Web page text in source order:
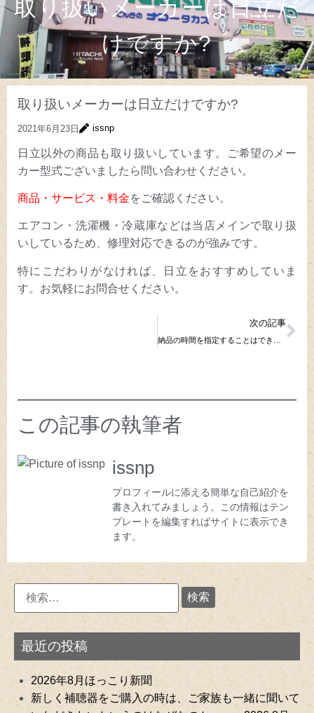
取り扱いメーカーは⽇⽴だ
けですか?
取り扱いメーカーは⽇⽴だけですか?
2021年6月23日 issnp
⽇⽴以外の商品も取り扱いしています。ご希望のメー
カー型式ございましたら問い合わせください。
商品・サービス・料⾦をご確認ください。
エアコン・洗濯機・冷蔵庫などは当店メインで取り扱
いしているため、修理対応できるのが強みです。
特にこだわりがなければ、⽇⽴をおすすめしていま
す。お気軽にお問合せください。
次の記事
この記事の執筆者
issnp
プロフィールに添える簡単な自己紹介を
書き入れてみましょう。この情報はテン
プレートを編集すればサイトに表示でき
ます。
最近の投稿
2026年8月ほっこり新聞
新しく補聴器をご購入の時は、ご家族も一緒に聞いて